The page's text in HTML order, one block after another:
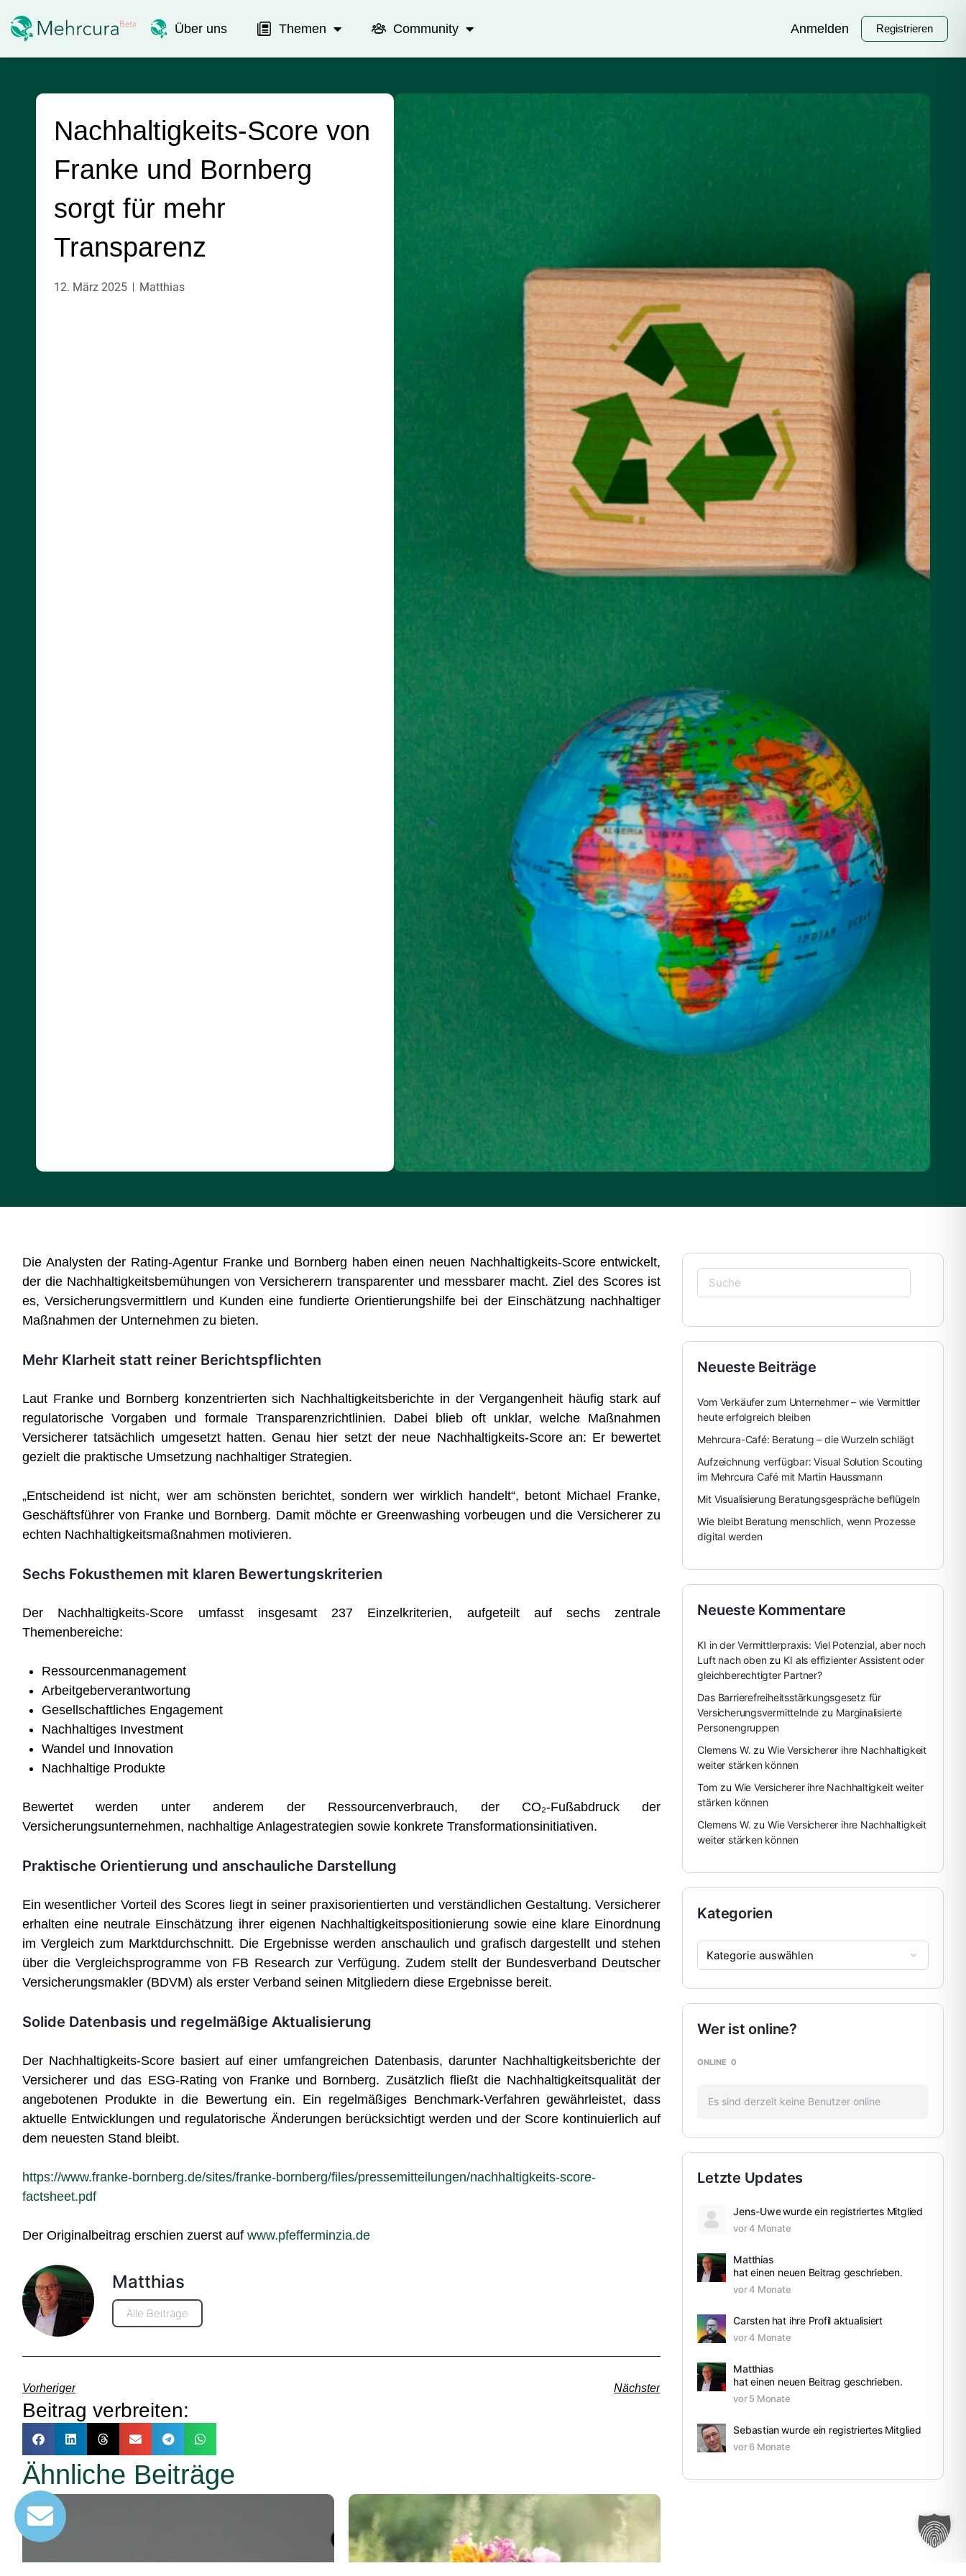
Über uns Themen Community Anmelden Registrieren
Nachhaltigkeits-Score von
Franke und Bornberg
sorgt für mehr
Transparenz
12. März 2025 Matthias
Die Analysten der Rating-Agentur Franke und Bornberg haben einen neuen Nachhaltigkeits-Score entwickelt,
der die Nachhaltigkeitsbemühungen von Versicherern transparenter und messbarer macht. Ziel des Scores ist
es, Versicherungsvermittlern und Kunden eine fundierte Orientierungshilfe bei der Einschätzung nachhaltiger
Maßnahmen der Unternehmen zu bieten.
Mehr Klarheit statt reiner Berichtspflichten
Laut Franke und Bornberg konzentrierten sich Nachhaltigkeitsberichte in der Vergangenheit häufig stark auf
regulatorische Vorgaben und formale Transparenzrichtlinien. Dabei blieb oft unklar, welche Maßnahmen
Versicherer tatsächlich umgesetzt hatten. Genau hier setzt der neue Nachhaltigkeits-Score an: Er bewertet
gezielt die praktische Umsetzung nachhaltiger Strategien.
„Entscheidend ist nicht, wer am schönsten berichtet, sondern wer wirklich handelt“, betont Michael Franke,
Geschäftsführer von Franke und Bornberg. Damit möchte er Greenwashing vorbeugen und die Versicherer zu
echten Nachhaltigkeitsmaßnahmen motivieren.
Sechs Fokusthemen mit klaren Bewertungskriterien
Der Nachhaltigkeits-Score umfasst insgesamt 237 Einzelkriterien, aufgeteilt auf sechs zentrale
Themenbereiche:
Ressourcenmanagement
Arbeitgeberverantwortung
Gesellschaftliches Engagement
Nachhaltiges Investment
Wandel und Innovation
Nachhaltige Produkte
Bewertet werden unter anderem der Ressourcenverbrauch, der CO₂-Fußabdruck der
Versicherungsunternehmen, nachhaltige Anlagestrategien sowie konkrete Transformationsinitiativen.
Praktische Orientierung und anschauliche Darstellung
Ein wesentlicher Vorteil des Scores liegt in seiner praxisorientierten und verständlichen Gestaltung. Versicherer
erhalten eine neutrale Einschätzung ihrer eigenen Nachhaltigkeitspositionierung sowie eine klare Einordnung
im Vergleich zum Marktdurchschnitt. Die Ergebnisse werden anschaulich und grafisch dargestellt und stehen
über die Vergleichsprogramme von FB Research zur Verfügung. Zudem stellt der Bundesverband Deutscher
Versicherungsmakler (BDVM) als erster Verband seinen Mitgliedern diese Ergebnisse bereit.
Solide Datenbasis und regelmäßige Aktualisierung
Der Nachhaltigkeits-Score basiert auf einer umfangreichen Datenbasis, darunter Nachhaltigkeitsberichte der
Versicherer und das ESG-Rating von Franke und Bornberg. Zusätzlich fließt die Nachhaltigkeitsqualität der
angebotenen Produkte in die Bewertung ein. Ein regelmäßiges Benchmark-Verfahren gewährleistet, dass
aktuelle Entwicklungen und regulatorische Änderungen berücksichtigt werden und der Score kontinuierlich auf
dem neuesten Stand bleibt.
https://www.franke-bornberg.de/sites/franke-bornberg/files/pressemitteilungen/nachhaltigkeits-score-
factsheet.pdf
Der Originalbeitrag erschien zuerst auf www.pfefferminzia.de
Matthias
Alle Beiträge
Vorheriger Nächster
Beitrag verbreiten:
Ähnliche Beiträge
Neueste Beiträge
Vom Verkäufer zum Unternehmer – wie Vermittler
heute erfolgreich bleiben
Mehrcura-Café: Beratung – die Wurzeln schlägt
Aufzeichnung verfügbar: Visual Solution Scouting
im Mehrcura Café mit Martin Haussmann
Mit Visualisierung Beratungsgespräche beflügeln
Wie bleibt Beratung menschlich, wenn Prozesse
digital werden
Neueste Kommentare
KI in der Vermittlerpraxis: Viel Potenzial, aber noch
Luft nach obenzu KI als effizienter Assistent oder
gleichberechtigter Partner?
Das Barrierefreiheitsstärkungsgesetz für
Versicherungsvermittelnde zu Marginalisierte
Personengruppen
Clemens W. zuWie Versicherer ihre Nachhaltigkeit
weiter stärken können
Tom zu Wie Versicherer ihre Nachhaltigkeit weiter
stärken können
Clemens W. zuWie Versicherer ihre Nachhaltigkeit
weiter stärken können
Kategorien
Wer ist online?
ONLINE 0
Es sind derzeit keine Benutzer online
Letzte Updates
Jens-Uwe wurde ein registriertes Mitglied
vor 4 Monate
Matthias
hat einen neuen Beitrag geschrieben.
vor 4 Monate
Carsten hat ihre Profil aktualisiert
vor 4 Monate
Matthias
hat einen neuen Beitrag geschrieben.
vor 5 Monate
Sebastianwurde ein registriertes Mitglied
vor 6 Monate